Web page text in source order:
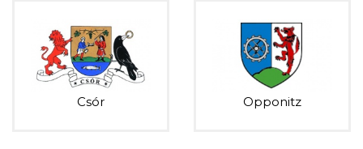
Csór Opponitz